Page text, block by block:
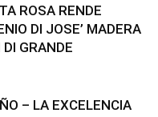
ROSA RENDE
DI JOSE’ MADERA
GRANDE
– LA EXCELENCIA